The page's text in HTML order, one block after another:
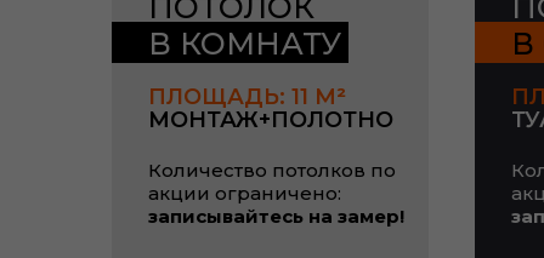
ПЛОЩАДЬ: 11 М²
МОНТАЖ+ПОЛОТНО
Количество потолков по
акции ограничено:
записывайтесь на замер!
ПОТОЛОК
В КОМНАТУ